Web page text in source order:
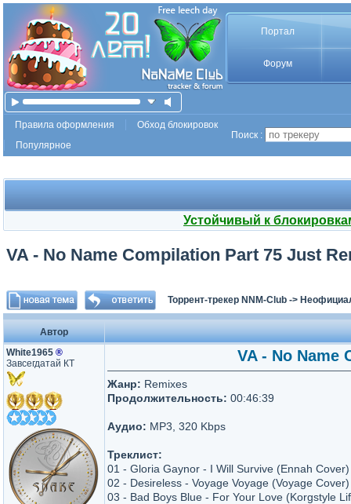
Портал
Форум
Правила оформления
Обход блокировок
Популярное
Поиск :
Устойчивый к
VA - No Name Compilation Part 75 Just
Торрент-трекер NNM-Club ->
Автор
White1965 ®
Завсегдатай КТ
VA - No Name
Жанр: Remixes
Продолжительность: 00:46:39
Аудио: MP3, 320 Kbps
Треклист:
01 - Gloria Gaynor - I Will Survive (Ennah Cover)
02 - Desireless - Voyage Voyage (Voyage Cover)
03 - Bad Boys Blue - For Your Love (Korgstyle